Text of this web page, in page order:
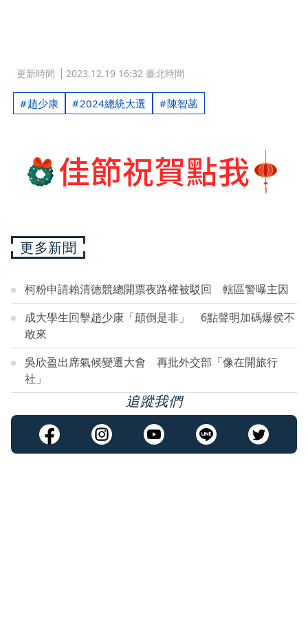
更新時間 2023.12.19 16:32 臺北時間
趙少康 2024總統大選 陳智菡
更多新聞
柯粉申請賴清德競總開票夜路權被駁回 轄區警曝主因
成大學生回擊趙少康「顛倒是非」 6點聲明加碼爆侯不
敢來
吳欣盈出席氣候變遷大會 再批外交部「像在開旅行
社」
追蹤我們